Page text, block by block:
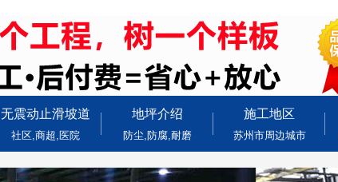
无震动止滑坡道
社区,商超,医院
地坪介绍
防尘,防腐,耐磨
施工地区
苏州市周边城市